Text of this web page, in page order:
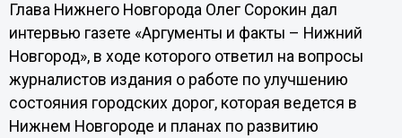
Глава Нижнего Новгорода Олег Сорокин дал
интервью газете «Аргументы и факты – Нижний
Новгород», в ходе которого ответил на вопросы
журналистов издания о работе по улучшению
состояния городских дорог, которая ведется в
Нижнем Новгороде и планах по развитию